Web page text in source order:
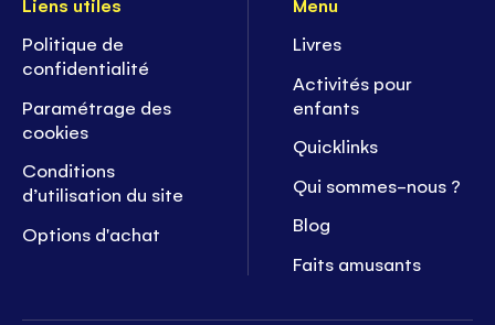
Politique de
confidentialité
Paramétrage des
cookies
Conditions
d’utilisation du site
Options d'achat
Livres
Activités pour
enfants
Quicklinks
Qui sommes-nous ?
Blog
Faits amusants